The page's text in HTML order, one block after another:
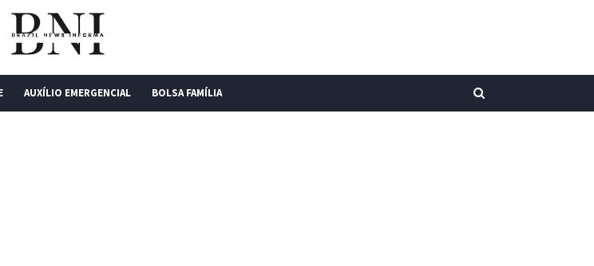
AUXÍLIO EMERGENCIAL BOLSA FAMÍLIA